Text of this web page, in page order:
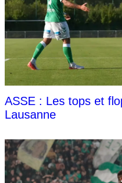
ASSE : Les tops et
Lausanne